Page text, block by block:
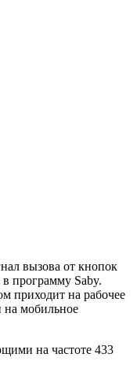
вызова от кнопок
программу Saby.
приходит на рабочее
на мобильное
на частоте 433